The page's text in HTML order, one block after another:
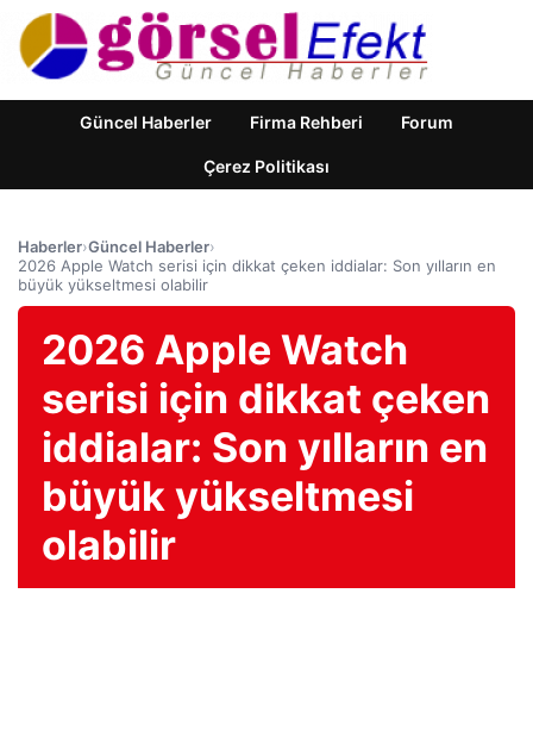
Güncel Haberler Firma Rehberi Forum
Çerez Politikası
Haberler›Güncel Haberler›
2026 Apple Watch serisi için dikkat çeken iddialar: Son yılların en
büyük yükseltmesi olabilir
2026 Apple Watch
serisi için dikkat çeken
iddialar: Son yılların en
büyük yükseltmesi
olabilir